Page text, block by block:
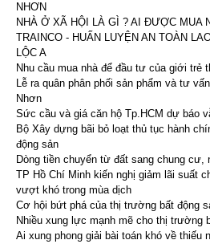
NHƠN
NHÀ Ở XÃ HỘI LÀ GÌ ? AI ĐƯỢC MUA
TRAINCO - HUẤN LUYỆN AN TOÀN
LỘC A
Nhu cầu mua nhà để đầu tư của giới trẻ
Lễ ra quân phân phối sản phẩm và tư
Nhơn
Sức cầu và giá căn hộ Tp.HCM dự báo
Bộ Xây dựng bãi bỏ loạt thủ tục hành
động sản
Dòng tiền chuyển từ đất sang chung cư,
TP Hồ Chí Minh kiến nghị giảm lãi suất
vượt khó trong mùa dịch
Cơ hội bứt phá của thị trường bất động
Nhiều xung lực mạnh mẽ cho thị trường
Ai xung phong giải bài toán khó về thiếu